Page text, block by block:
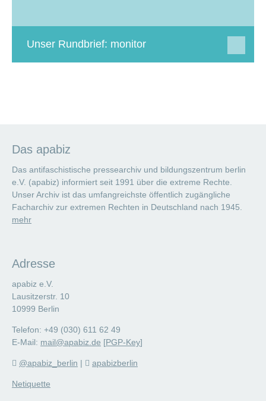
Unser Rundbrief: monitor
Das apabiz
Das antifaschistische pressearchiv und bildungszentrum berlin
e.V. (apabiz) informiert seit 1991 über die extreme Rechte.
Unser Archiv ist das umfangreichste öffentlich zugängliche
Facharchiv zur extremen Rechten in Deutschland nach 1945.
mehr
Adresse
apabiz e.V.
Lausitzerstr. 10
10999 Berlin
Telefon: +49 (030) 611 62 49
E-Mail: mail@apabiz.de [PGP-Key]
@apabiz_berlin | apabizberlin
Netiquette